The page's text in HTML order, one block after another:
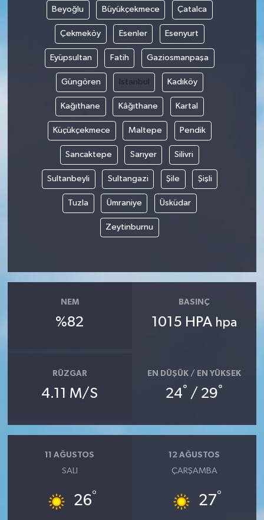
Beyoğlu Büyükçekmece Çatalca
Çekmeköy Esenler Esenyurt
Eyüpsultan Fatih Gaziosmanpaşa
Güngören Istanbul Kadıköy
Kağıthane Kâğıthane Kartal
Küçükçekmece Maltepe Pendik
Sancaktepe Sarıyer Silivri
Sultanbeyli Sultangazi Şile Şişli
Tuzla Ümraniye Üsküdar
Zeytinburnu
NEM
%82
BASINÇ
1015 HPA hpa
RÜZGAR
4.11 M/S
EN DÜŞÜK / EN YÜKSEK
24° / 29°
11 AĞUSTOS
SALI
26°
12 AĞUSTOS
ÇARŞAMBA
27°